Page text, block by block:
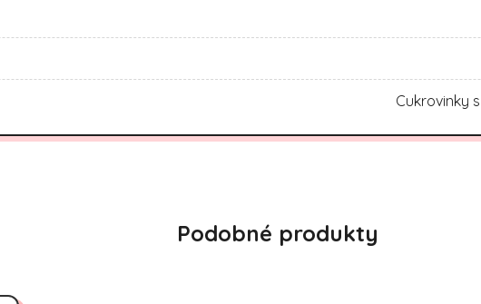
Cukrovinky
Podobné produkty